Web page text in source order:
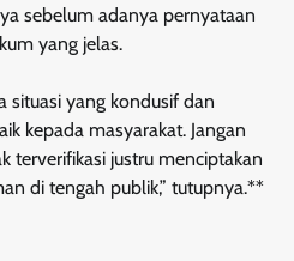
sebelum adanya pernyataan
yang jelas.
situasi yang kondusif dan
kepada masyarakat. Jangan
terverifikasi justru menciptakan
di tengah publik,” tutupnya.**